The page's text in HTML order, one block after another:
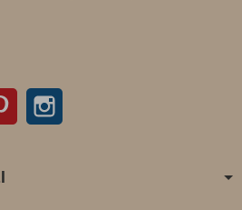
Pinterest